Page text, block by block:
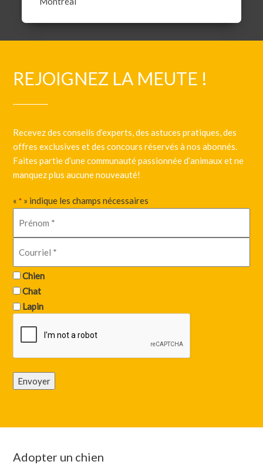
REJOIGNEZ LA MEUTE !
Recevez des conseils d’experts, des astuces pratiques, des
offres exclusives et des concours réservés à nos abonnés.
Faites partie d’une communauté passionnée d’animaux et ne
manquez plus aucune nouveauté!
«* » indique les champs nécessaires
Chien
Chat
Lapin
Envoyer
Adopter un chien